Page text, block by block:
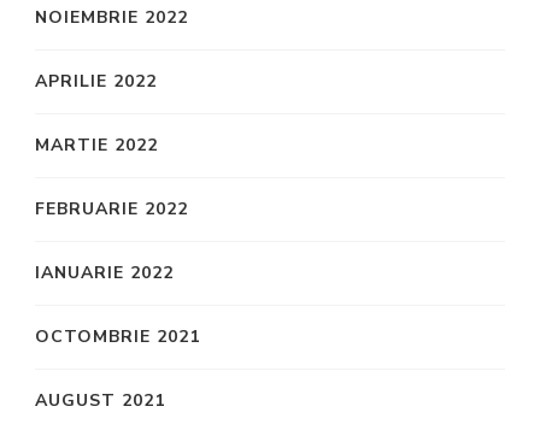
NOIEMBRIE 2022
APRILIE 2022
MARTIE 2022
FEBRUARIE 2022
IANUARIE 2022
OCTOMBRIE 2021
AUGUST 2021